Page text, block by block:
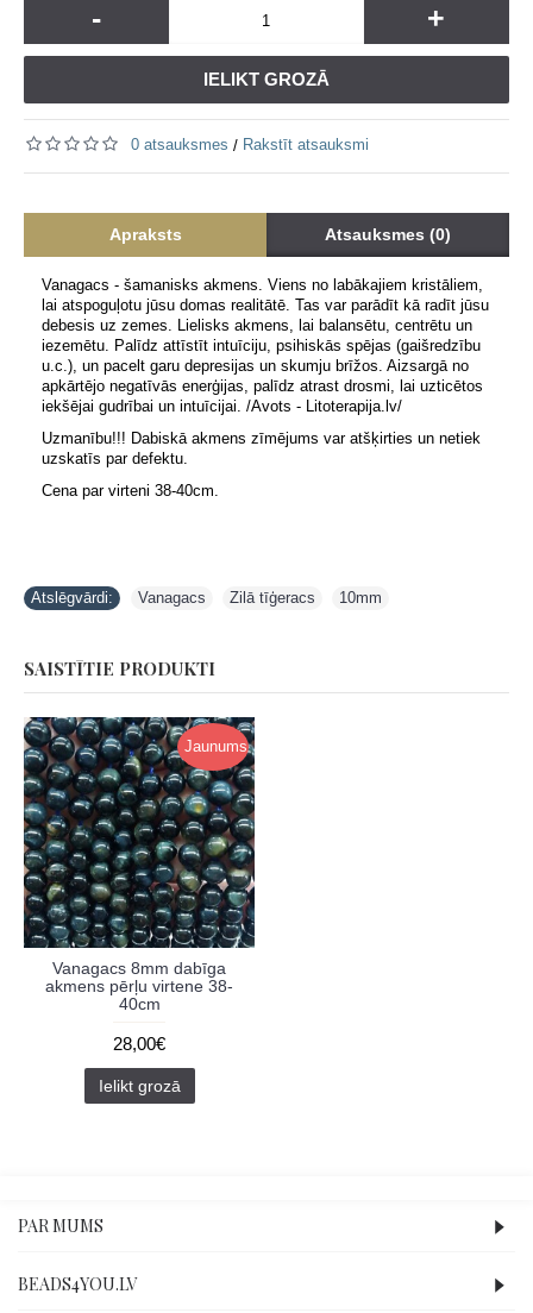
- +
IELIKT GROZĀ
0 atsauksmes / Rakstīt atsauksmi
Apraksts Atsauksmes (0)
Vanagacs - šamanisks akmens. Viens no labākajiem kristāliem,
lai atspoguļotu jūsu domas realitātē. Tas var parādīt kā radīt jūsu
debesis uz zemes. Lielisks akmens, lai balansētu, centrētu un
iezemētu. Palīdz attīstīt intuīciju, psihiskās spējas (gaišredzību
u.c.), un pacelt garu depresijas un skumju brīžos. Aizsargā no
apkārtējo negatīvās enerģijas, palīdz atrast drosmi, lai uzticētos
iekšējai gudrībai un intuīcijai. /Avots - Litoterapija.lv/
Uzmanību!!! Dabiskā akmens zīmējums var atšķirties un netiek
uzskatīs par defektu.
Cena par virteni 38-40cm.
Atslēgvārdi: Vanagacs Zilā tīģeracs 10mm
SAISTĪTIE PRODUKTI
Jaunums
Vanagacs 8mm dabīga
akmens pērļu virtene 38-
40cm
28,00€
Ielikt grozā
PAR MUMS
BEADS4YOU.LV